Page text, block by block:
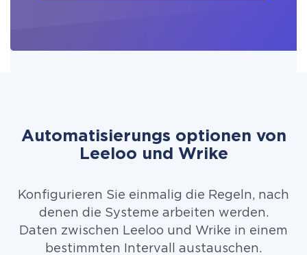
Automatisierungs optionen von
Leeloo und Wrike
Konfigurieren Sie einmalig die Regeln, nach
denen die Systeme arbeiten werden.
Daten zwischen Leeloo und Wrike in einem
bestimmten Intervall austauschen.